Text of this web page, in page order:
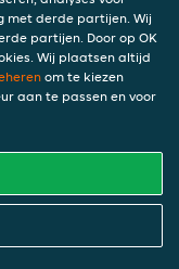
bijwerken als
of zakelijke
nemen om u
met het
met derde partijen. Wij
partijen. Door op OK
Wij plaatsen altijd
om te kiezen
aan te passen en voor